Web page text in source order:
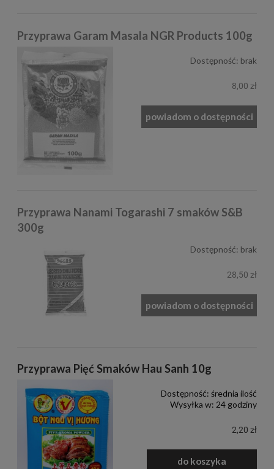
Przyprawa Garam Masala NGR Products 100g
Dostępność: brak
8,00 zł
powiadom o dostępności
Przyprawa Nanami Togarashi 7 smaków S&B
300g
Dostępność: brak
28,50 zł
powiadom o dostępności
Przyprawa Pięć Smaków Hau Sanh 10g
Dostępność: średnia ilość
Wysyłka w: 24 godziny
2,20 zł
do koszyka